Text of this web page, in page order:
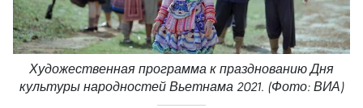
Художественная программа к празднованию Дня
культуры народностей Вьетнама 2021. (Фото: ВИА)